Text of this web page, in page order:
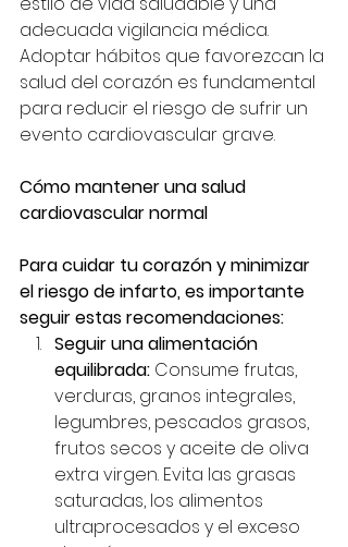
adecuada vigilancia médica.
Adoptar hábitos que favorezcan la
salud del corazón es fundamental
para reducir el riesgo de sufrir un
evento cardiovascular grave.
Cómo mantener una salud
cardiovascular normal
Para cuidar tu corazón y minimizar
el riesgo de infarto, es importante
seguir estas recomendaciones:
Seguir una alimentación
equilibrada: Consume frutas,
verduras, granos integrales,
legumbres, pescados grasos,
frutos secos y aceite de oliva
extra virgen. Evita las grasas
saturadas, los alimentos
ultraprocesados y el exceso